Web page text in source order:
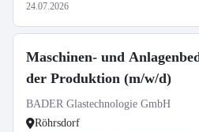
24.07.2026
Maschinen- und
der Produktion (m/w/d)
BADER Glastechnologie GmbH
Röhrsdorf